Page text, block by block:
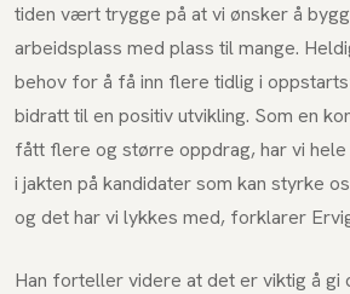
tiden vært trygge på at vi ønsker å
arbeidsplass med plass til mange.
behov for å få inn flere tidlig i
bidratt til en positiv utvikling. Som en
fått flere og større oppdrag, har vi
i jakten på kandidater som kan styrke
og det har vi lykkes med, forklarer
Han forteller videre at det er viktig å gi